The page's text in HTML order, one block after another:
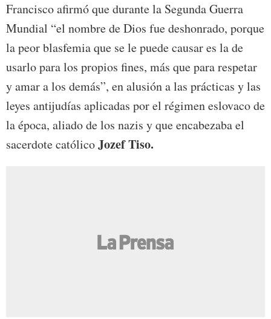
Francisco afirmó que durante la Segunda Guerra
Mundial “el nombre de Dios fue deshonrado, porque
la peor blasfemia que se le puede causar es la de
usarlo para los propios fines, más que para respetar
y amar a los demás”, en alusión a las prácticas y las
leyes antijudías aplicadas por el régimen eslovaco de
la época, aliado de los nazis y que encabezaba el
sacerdote católicoJozef Tiso.